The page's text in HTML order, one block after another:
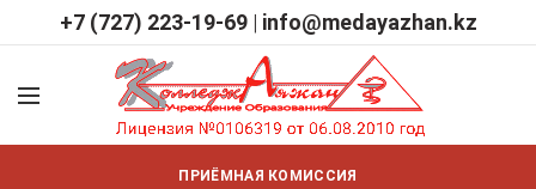
+7 (727) 223-19-69| info@medayazhan.kz
ПРИЁМНАЯ КОМИССИЯ